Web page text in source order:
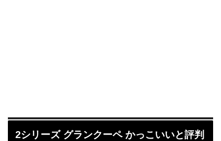
2シリーズ グランクーペ かっこいいと評判